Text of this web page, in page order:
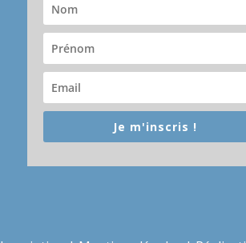
Je m'inscris !